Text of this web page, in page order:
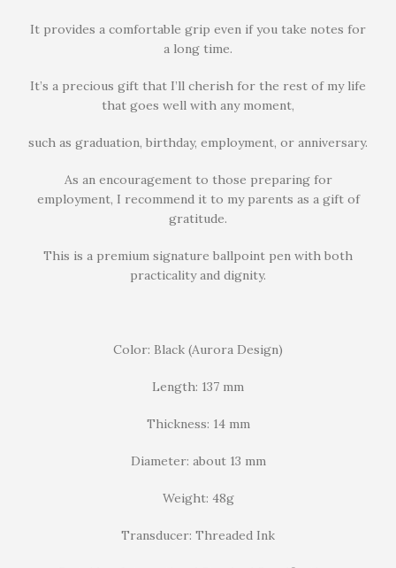
It provides a comfortable grip even if you take notes for
a long time.
It’s a precious gift that I’ll cherish for the rest of my life
that goes well with any moment,
such as graduation, birthday, employment, or anniversary.
As an encouragement to those preparing for
employment, I recommend it to my parents as a gift of
gratitude.
This is a premium signature ballpoint pen with both
practicality and dignity.
Color: Black (Aurora Design)
Length: 137 mm
Thickness: 14 mm
Diameter: about 13 mm
Weight: 48g
Transducer: Threaded Ink